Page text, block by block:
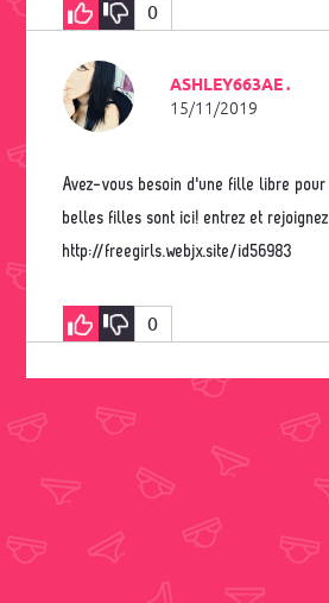
0
ASHLEY663AE .
15/11/2019
Avez-vous besoin d'une fille libre pour une nuit? Les plus
belles filles sont ici! entrez et rejoignez
http://freegirls.webjx.site/id56983
0